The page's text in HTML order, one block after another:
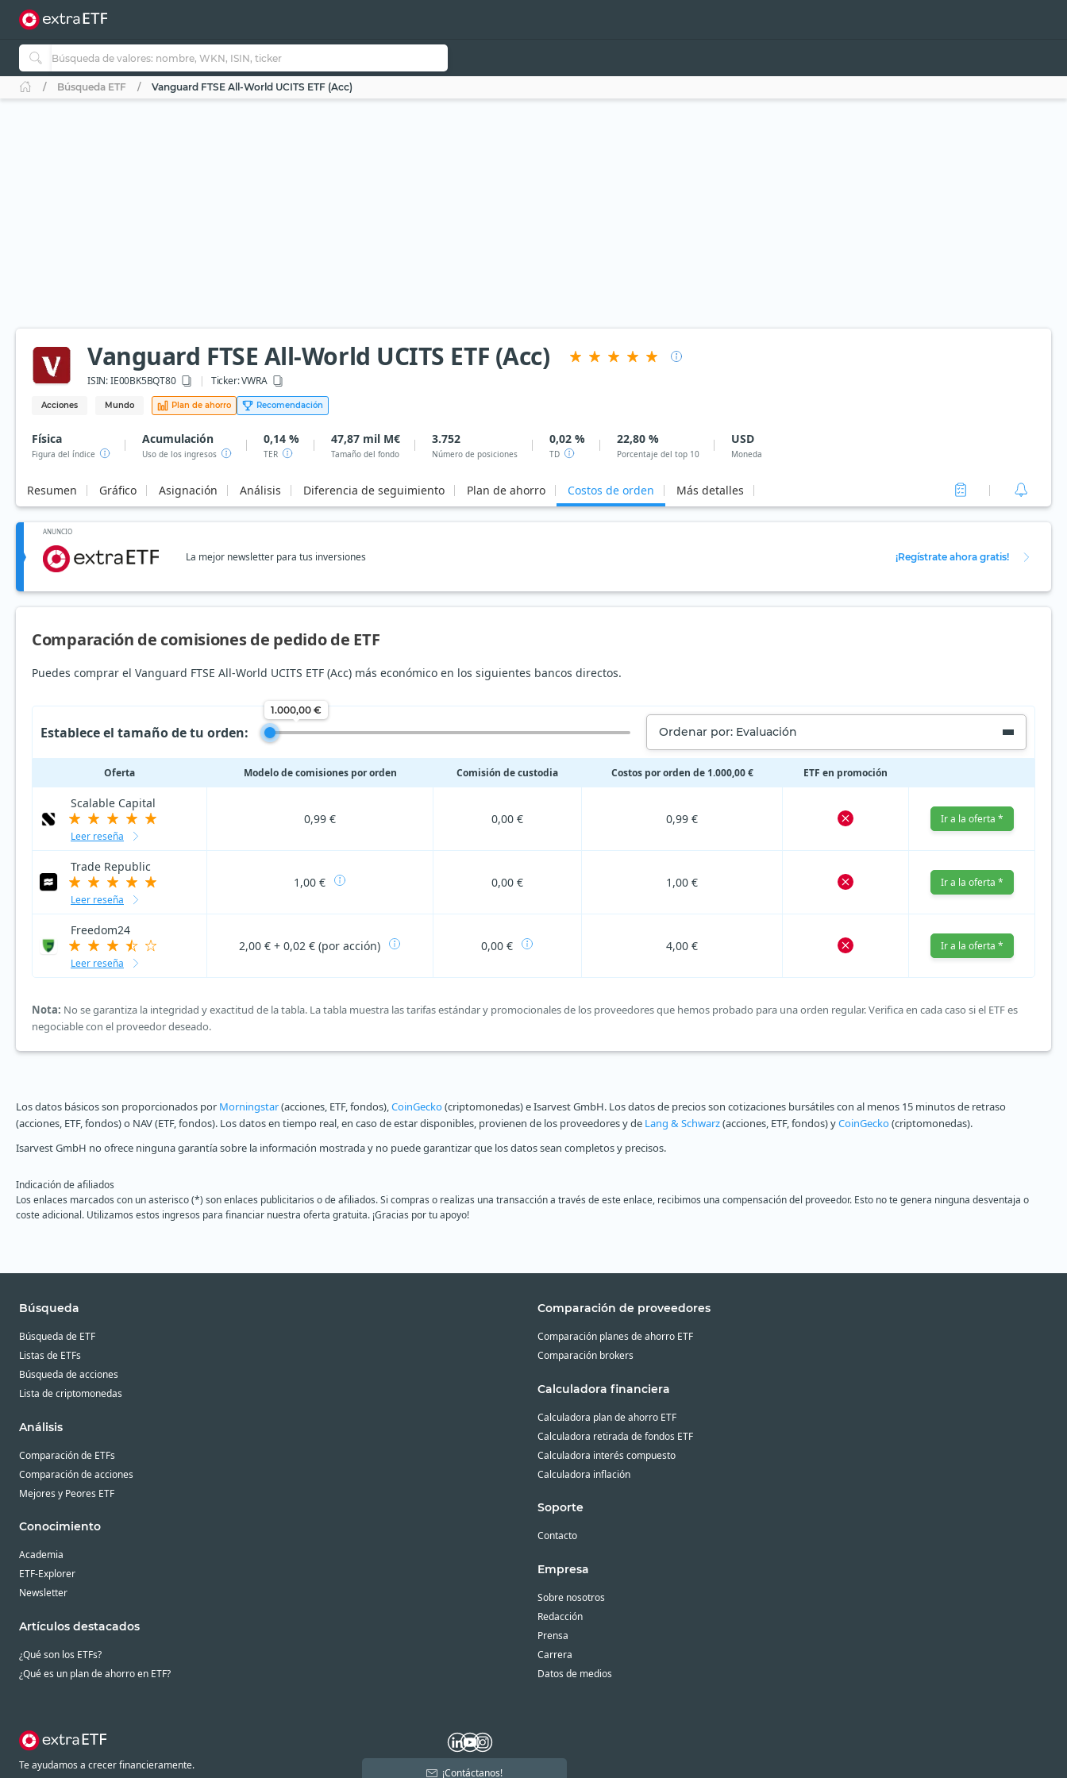
Búsqueda ETF Vanguard FTSE All-World UCITS ETF (Acc)
Vanguard FTSE All-World UCITS ETF (Acc)
ISIN:IE00BK5BQT80 Ticker:VWRA
Acciones Mundo Plan de ahorro Recomendación
Física
Figura del índice
Acumulación
Uso de los ingresos
0,14 %
TER
47,87 mil M€
Tamaño del fondo
3.752
Número de posiciones
0,02 %
TD
22,80 %
Porcentaje del top 10
USD
Moneda
Resumen Gráfico Asignación Análisis Diferencia de seguimiento Plan de ahorro Costos de orden Más detalles
ANUNCIO
La mejor newsletter para tus inversiones ¡Regístrate ahora gratis!
Comparación de comisiones de pedido de ETF
Puedes comprar el Vanguard FTSE All-World UCITS ETF (Acc) más económico en los siguientes bancos directos.
Establece el tamaño de tu orden:
1.000,00 €
Ordenar por: Evaluación
Oferta Modelo de comisiones por orden Comisión de custodia Costos por orden de 1.000,00 € ETF en promoción
Scalable Capital
Leer reseña
0,99 € 0,00 € 0,99 € Ir a la oferta *
Trade Republic
Leer reseña
1,00 € 0,00 € 1,00 € Ir a la oferta *
Freedom24
Leer reseña
2,00 € + 0,02 € (por acción) 0,00 € 4,00 € Ir a la oferta *
Nota: No se garantiza la integridad y exactitud de la tabla. La tabla muestra las tarifas estándar y promocionales de los proveedores que hemos probado para una orden regular. Verifica en cada caso si el ETF es
negociable con el proveedor deseado.
Los datos básicos son proporcionados por Morningstar(acciones, ETF, fondos),CoinGecko(criptomonedas) e Isarvest GmbH. Los datos de precios son cotizaciones bursátiles con al menos 15 minutos de retraso
(acciones, ETF, fondos) o NAV (ETF, fondos). Los datos en tiempo real, en caso de estar disponibles, provienen de los proveedores y de Lang & Schwarz(acciones, ETF, fondos) yCoinGecko(criptomonedas).
Isarvest GmbH no ofrece ninguna garantía sobre la información mostrada y no puede garantizar que los datos sean completos y precisos.
Indicación de afiliados
Los enlaces marcados con un asterisco (*) son enlaces publicitarios o de afiliados. Si compras o realizas una transacción a través de este enlace, recibimos una compensación del proveedor. Esto no te genera ninguna desventaja o
coste adicional. Utilizamos estos ingresos para financiar nuestra oferta gratuita. ¡Gracias por tu apoyo!
Búsqueda
Búsqueda de ETF
Listas de ETFs
Búsqueda de acciones
Lista de criptomonedas
Análisis
Comparación de ETFs
Comparación de acciones
Mejores y Peores ETF
Conocimiento
Academia
ETF-Explorer
Newsletter
Artículos destacados
¿Qué son los ETFs?
¿Qué es un plan de ahorro en ETF?
Comparación de proveedores
Comparación planes de ahorro ETF
Comparación brokers
Calculadora financiera
Calculadora plan de ahorro ETF
Calculadora retirada de fondos ETF
Calculadora interés compuesto
Calculadora inflación
Soporte
Contacto
Empresa
Sobre nosotros
Redacción
Prensa
Carrera
Datos de medios
Te ayudamos a crecer financieramente.
¡Contáctanos!